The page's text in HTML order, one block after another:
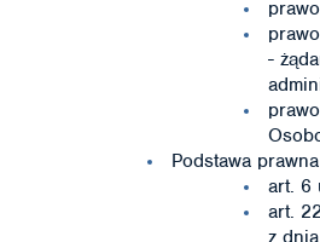
-
Podstawa
art. 6
art. 22
z